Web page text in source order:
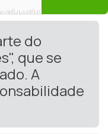
do
que se
A